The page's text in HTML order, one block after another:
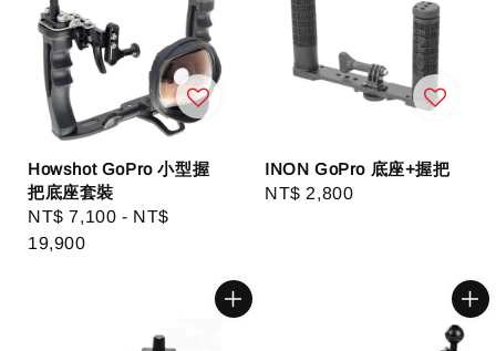
Howshot GoPro 小型握
把底座套裝
Regular
price
NT$ 7,100 - NT$
19,900
INON GoPro 底座+握把
Regular
NT$ 2,800